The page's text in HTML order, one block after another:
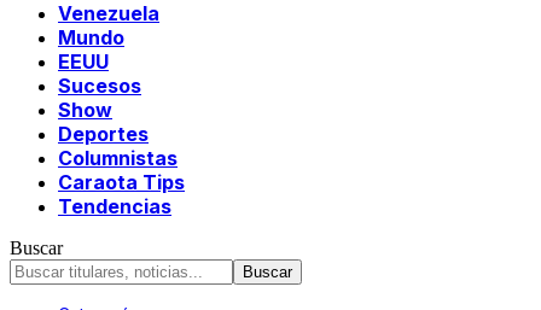
Venezuela
Mundo
EEUU
Sucesos
Show
Deportes
Columnistas
Caraota Tips
Tendencias
Buscar